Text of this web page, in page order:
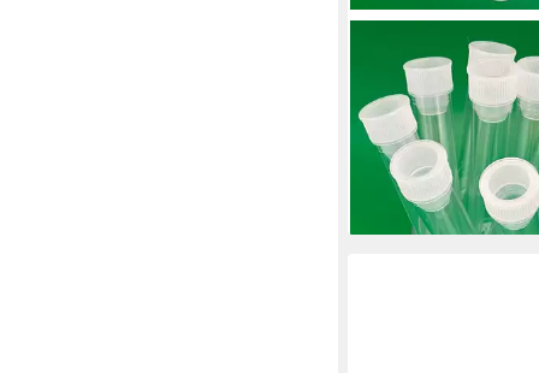
MYEXPERIMENTSET
Experimentierkasten
aus Kunststoff mit
(10 Stück-tlg)
ab 4,60 €
(0,46 €/ 1 Stk)
lieferbar - in 4-5